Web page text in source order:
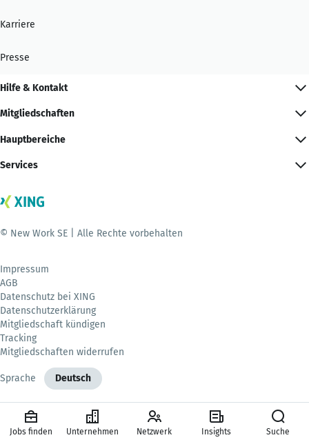
Karriere
Presse
Hilfe & Kontakt
Mitgliedschaften
Hauptbereiche
Services
© New Work SE | Alle Rechte vorbehalten
Impressum
AGB
Datenschutz bei XING
Datenschutzerklärung
Mitgliedschaft kündigen
Tracking
Mitgliedschaften widerrufen
Sprache Deutsch
Jobs finden Unternehmen Netzwerk Insights Suche